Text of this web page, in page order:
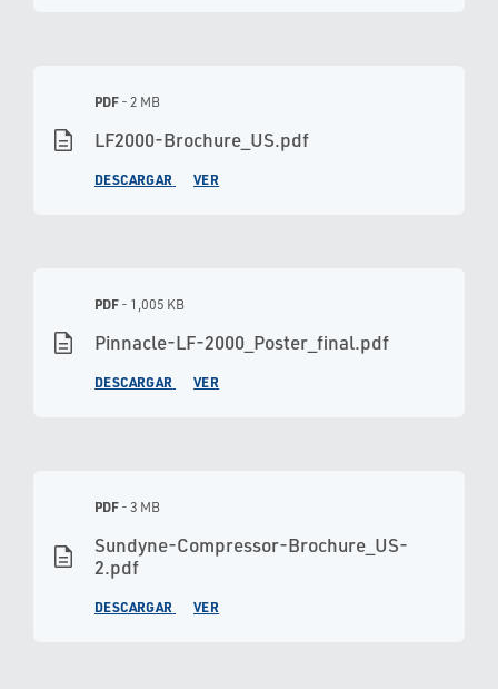
description
PDF- 2 MB
LF2000-Brochure_US.pdf
DESCARGAR VER
description
PDF- 1,005 KB
Pinnacle-LF-2000_Poster_final.pdf
DESCARGAR VER
description
PDF- 3 MB
Sundyne-Compressor-Brochure_US-
2.pdf
DESCARGAR VER